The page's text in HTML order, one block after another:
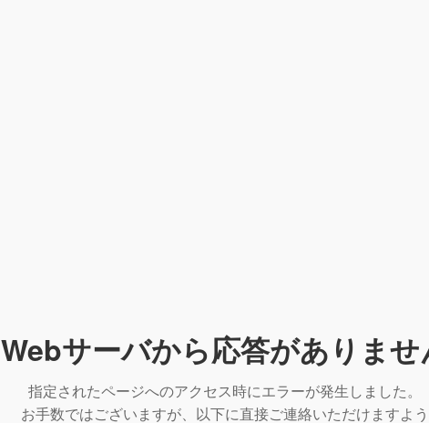
Webサーバから応答がありませ
指定されたページへのアクセス時にエラーが発生しました。
お手数ではございますが、以下に直接ご連絡いただけますよう